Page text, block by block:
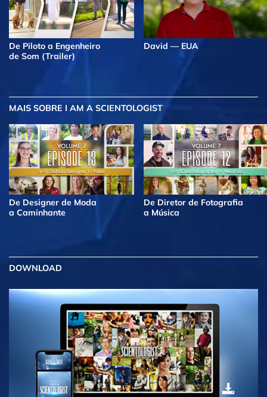
De Piloto a Engenheiro
de Som (Trailer)
David — EUA
MAIS SOBRE I AM A SCIENTOLOGIST
De Designer de Moda
a Caminhante
De Diretor de Fotografia
a Música
DOWNLOAD